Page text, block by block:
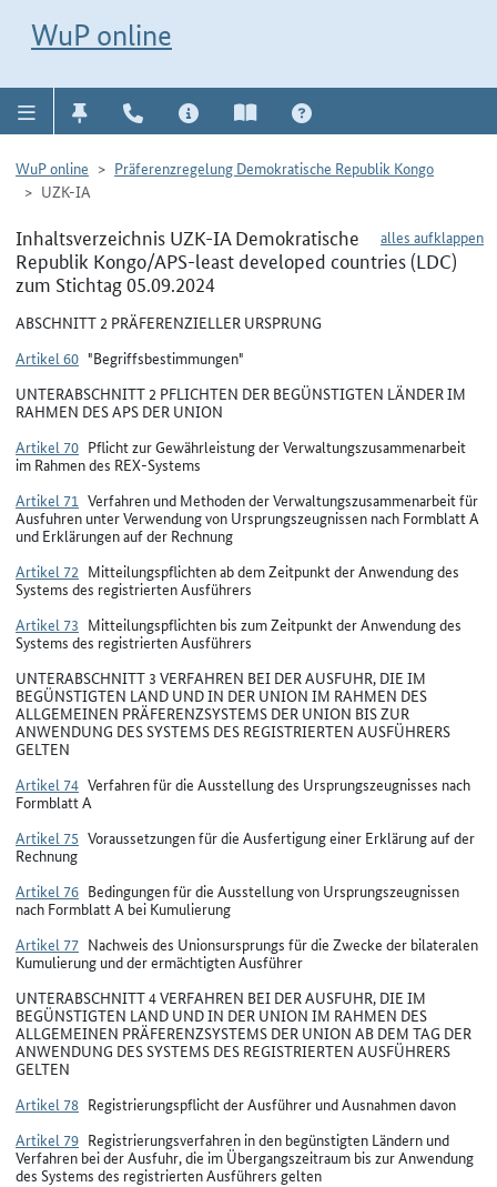
WuP online
WuP online
Präferenzregelung Demokratische Republik Kongo
UZK-IA
alles aufklappen
Inhaltsverzeichnis UZK-IA Demokratische
Republik Kongo/APS-least developed countries (LDC)
zum Stichtag 05.09.2024
ABSCHNITT 2 PRÄFERENZIELLER URSPRUNG
Artikel 60 "Begriffsbestimmungen"
UNTERABSCHNITT 2 PFLICHTEN DER BEGÜNSTIGTEN LÄNDER IM
RAHMEN DES APS DER UNION
Artikel 70 Pflicht zur Gewährleistung der Verwaltungszusammenarbeit
im Rahmen des REX-Systems
Artikel 71 Verfahren und Methoden der Verwaltungszusammenarbeit für
Ausfuhren unter Verwendung von Ursprungszeugnissen nach Formblatt A
und Erklärungen auf der Rechnung
Artikel 72 Mitteilungspflichten ab dem Zeitpunkt der Anwendung des
Systems des registrierten Ausführers
Artikel 73 Mitteilungspflichten bis zum Zeitpunkt der Anwendung des
Systems des registrierten Ausführers
UNTERABSCHNITT 3 VERFAHREN BEI DER AUSFUHR, DIE IM
BEGÜNSTIGTEN LAND UND IN DER UNION IM RAHMEN DES
ALLGEMEINEN PRÄFERENZSYSTEMS DER UNION BIS ZUR
ANWENDUNG DES SYSTEMS DES REGISTRIERTEN AUSFÜHRERS
GELTEN
Artikel 74 Verfahren für die Ausstellung des Ursprungszeugnisses nach
Formblatt A
Artikel 75 Voraussetzungen für die Ausfertigung einer Erklärung auf der
Rechnung
Artikel 76 Bedingungen für die Ausstellung von Ursprungszeugnissen
nach Formblatt A bei Kumulierung
Artikel 77 Nachweis des Unionsursprungs für die Zwecke der bilateralen
Kumulierung und der ermächtigten Ausführer
UNTERABSCHNITT 4 VERFAHREN BEI DER AUSFUHR, DIE IM
BEGÜNSTIGTEN LAND UND IN DER UNION IM RAHMEN DES
ALLGEMEINEN PRÄFERENZSYSTEMS DER UNION AB DEM TAG DER
ANWENDUNG DES SYSTEMS DES REGISTRIERTEN AUSFÜHRERS
GELTEN
Artikel 78 Registrierungspflicht der Ausführer und Ausnahmen davon
Artikel 79 Registrierungsverfahren in den begünstigten Ländern und
Verfahren bei der Ausfuhr, die im Übergangszeitraum bis zur Anwendung
des Systems des registrierten Ausführers gelten